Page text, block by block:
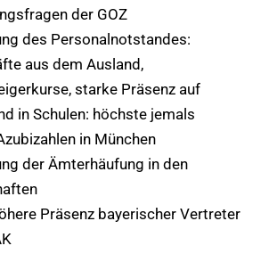
der GOZ
des Personalnotstandes:
aus dem Ausland,
starke Präsenz auf
in Schulen: höchste jemals
in München
der Ämterhäufung in den
Präsenz bayerischer Vertreter